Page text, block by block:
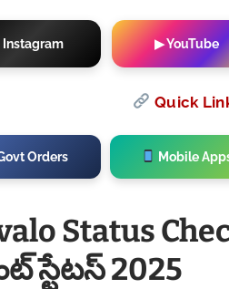
Instagram ▶ YouTube
Quick
Orders Mobile
Status
స్టేటస్ 2025